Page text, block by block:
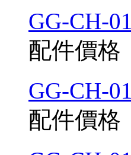
GG-CH-
配件價格
GG-CH-
配件價格